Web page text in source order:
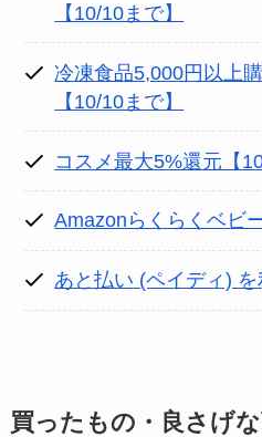
【10/10まで】
冷凍食品5,000円以上
【10/10まで】
コスメ最大5%還元【
Amazonらくらくベビ
あと払い (ペイディ) を
買ったもの・良さげ